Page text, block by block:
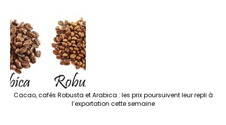
Cacao, cafés Robusta et Arabica : les prix poursuivent leur repli à
l’exportation cette semaine